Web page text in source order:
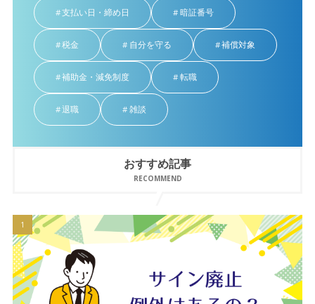
支払い日・締め日 暗証番号
税金 自分を守る 補償対象
補助金・減免制度 転職
退職 雑談
おすすめ記事
RECOMMEND